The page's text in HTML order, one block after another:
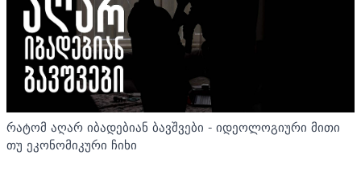
რატომ აღარ იბადებიან ბავშვები - იდეოლოგიური მითი
თუ ეკონომიკური ჩიხი